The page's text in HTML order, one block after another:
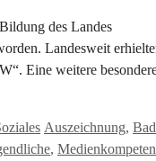
des Landes
Landesweit
Eine weitere
Schlagwörter
Auszeichnung, Bad
,